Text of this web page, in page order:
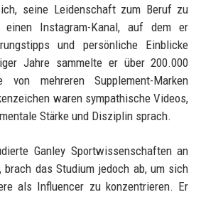
seine Leidenschaft zum Beruf zu
Instagram-Kanal, auf dem er
und persönliche Einblicke
Jahre sammelte er über 200.000
mehreren Supplement-Marken
waren sympathische Videos,
Stärke und Disziplin sprach.
Ganley Sportwissenschaften an
brach das Studium jedoch ab, um sich
als Influencer zu konzentrieren. Er